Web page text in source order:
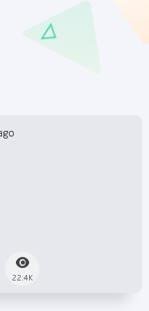
22.4K